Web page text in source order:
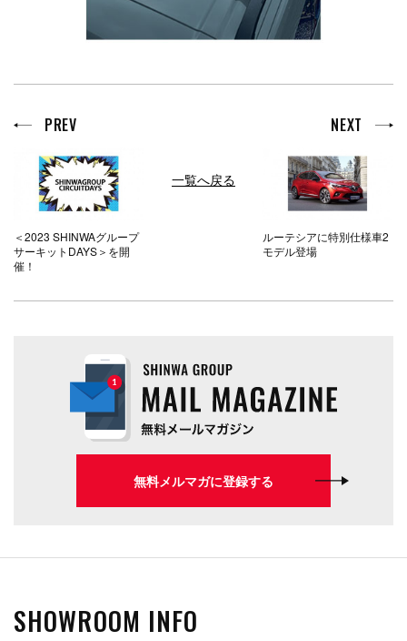
PREV
＜2023 SHINWAグループ
サーキットDAYS＞を開
催！
一覧へ戻る
NEXT
ルーテシアに特別仕様車2
モデル登場
無料メルマガに登録する
SHOWROOM INFO